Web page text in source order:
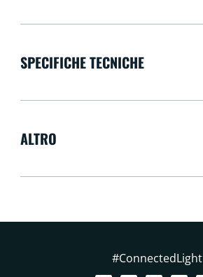
SPECIFICHE TECNICHE
ALTRO
#ConnectedLight